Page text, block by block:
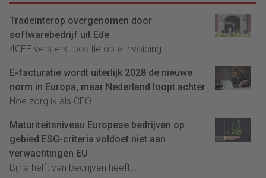
Tradeinterop overgenomen door
softwarebedrijf uit Ede
4CEE versterkt positie op e-invoicing...
E-facturatie wordt uiterlijk 2028 de nieuwe
norm in Europa, maar Nederland loopt achter
Hoe zorg ik als CFO...
Maturiteitsniveau Europese bedrijven op
gebied ESG-criteria voldoet niet aan
verwachtingen EU
Bijna helft van bedrijven heeft...